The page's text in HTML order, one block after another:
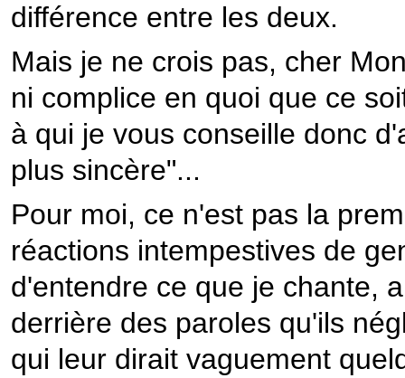
différence entre les deux.
Mais je ne crois pas, cher
ni complice en quoi que ce
à qui je vous conseille donc
plus sincère"...
Pour moi, ce n'est pas la
réactions intempestives de
d'entendre ce que je chante,
derrière des paroles qu'ils
qui leur dirait vaguement